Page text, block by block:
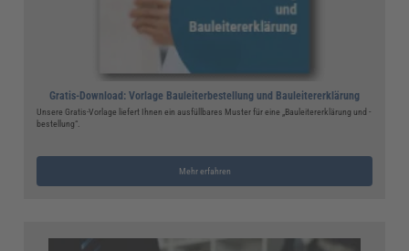
Gratis-Download: Vorlage Bauleiterbestellung und Bauleitererklärung
Unsere Gratis-Vorlage liefert Ihnen ein ausfüllbares Muster für eine „Bauleitererklärung und -
bestellung“.
Mehr erfahren